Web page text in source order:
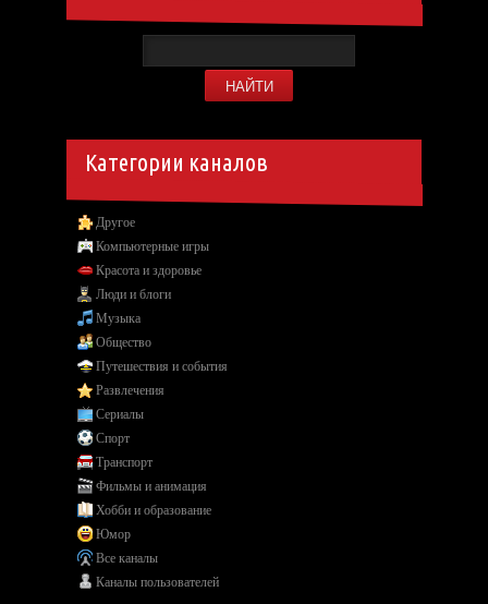
Категории каналов
Другое
Компьютерные игры
Красота и здоровье
Люди и блоги
Музыка
Общество
Путешествия и события
Развлечения
Сериалы
Спорт
Транспорт
Фильмы и анимация
Хобби и образование
Юмор
Все каналы
Каналы пользователей